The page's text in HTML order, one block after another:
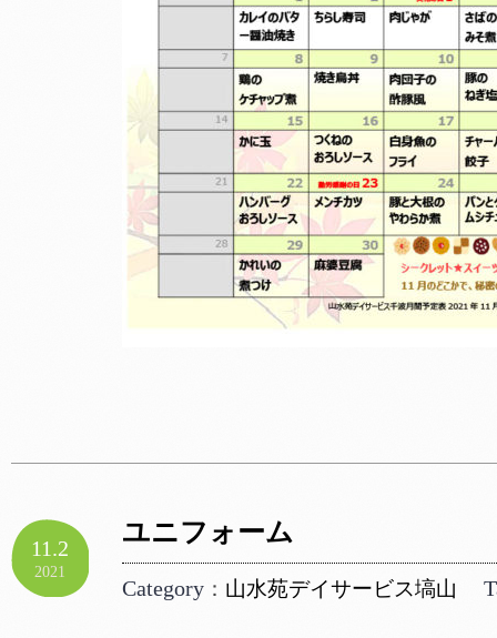
11.2
2021
ユニフォーム
Category ： 山水苑デイサービス塙山